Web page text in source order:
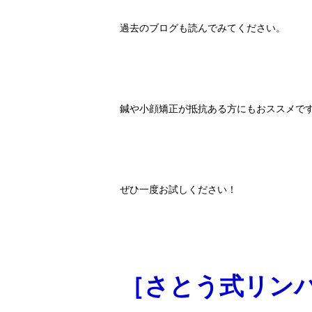
過去のブログも読んでみてください。
鍼や小顔矯正が抵抗ある方にもおススメです
ぜひ一度お試しください！
［さとう式リン